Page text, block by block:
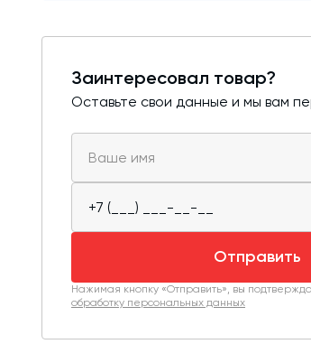
Заинтересовал товар?
Оставьте свои данные и мы вам
Отправить
Нажимая кнопку «Отправить», вы
обработку персональных данных